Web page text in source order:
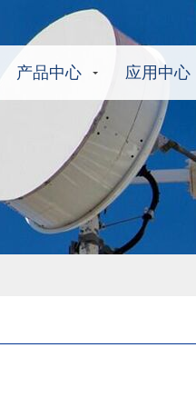
产品中心 应用中心